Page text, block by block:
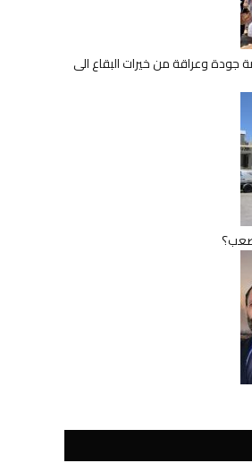
جودة وعراقة من خيرات البقاع الى